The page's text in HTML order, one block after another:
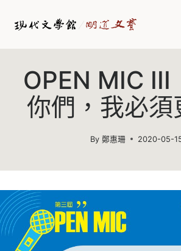
OPEN MIC III
你們，我必須
By 鄭惠珊 2020-05-